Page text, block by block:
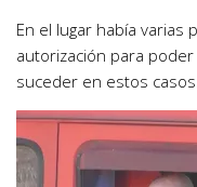
En el lugar había varias
autorización para
suceder en estos